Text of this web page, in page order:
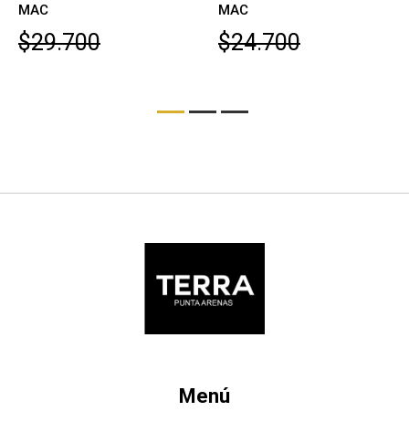
MAC
$29.700
MAC
$24.700
Menú